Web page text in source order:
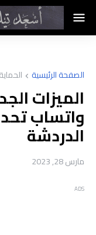
الصفحة الرئيسية
الميزات
واتساب
الدردشة
مارس 28, 2023
ADS